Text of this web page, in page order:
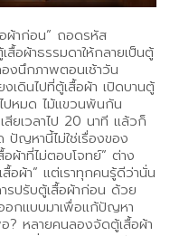
ผ้าก่อน” ถอดรหัส
อผ้าธรรมดาให้กลายเป็นตู้
งนึกภาพตอนเช้าวัน
ดินไปที่ตู้เสื้อผ้า เปิดบานตู้
ปหมด ไม้แขวนพันกัน
สียเวลาไป 20 นาที แล้วก็
ญหานี้ไม่ใช่เรื่องของ
อผ้าที่ไม่ตอบโจทย์” ต่าง
ผ้า” แต่เราทุกคนรู้ดีว่านั่น
รปรับตู้เสื้อผ้าก่อน ด้วย
กแบบมาเพื่อแก้ปัญหา
? หลายคนลองจัดตู้เสื้อผ้า